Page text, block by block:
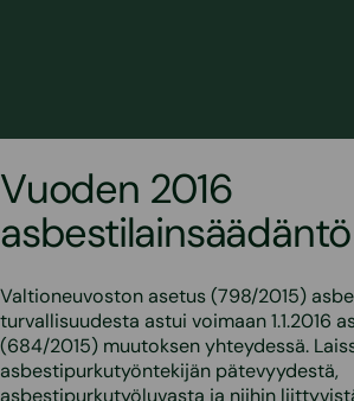
Vuoden 2016
asbestilainsäädäntö
Valtioneuvoston asetus (798/2015)
turvallisuudesta astui voimaan 1.1.2016
(684/2015) muutoksen yhteydessä.
asbestipurkutyöntekijän pätevyydestä,
asbestipurkutyöluvasta ja niihin